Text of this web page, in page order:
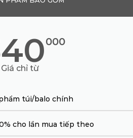
000
Giá chỉ từ
túi/balo chính
cho lần mua tiếp theo